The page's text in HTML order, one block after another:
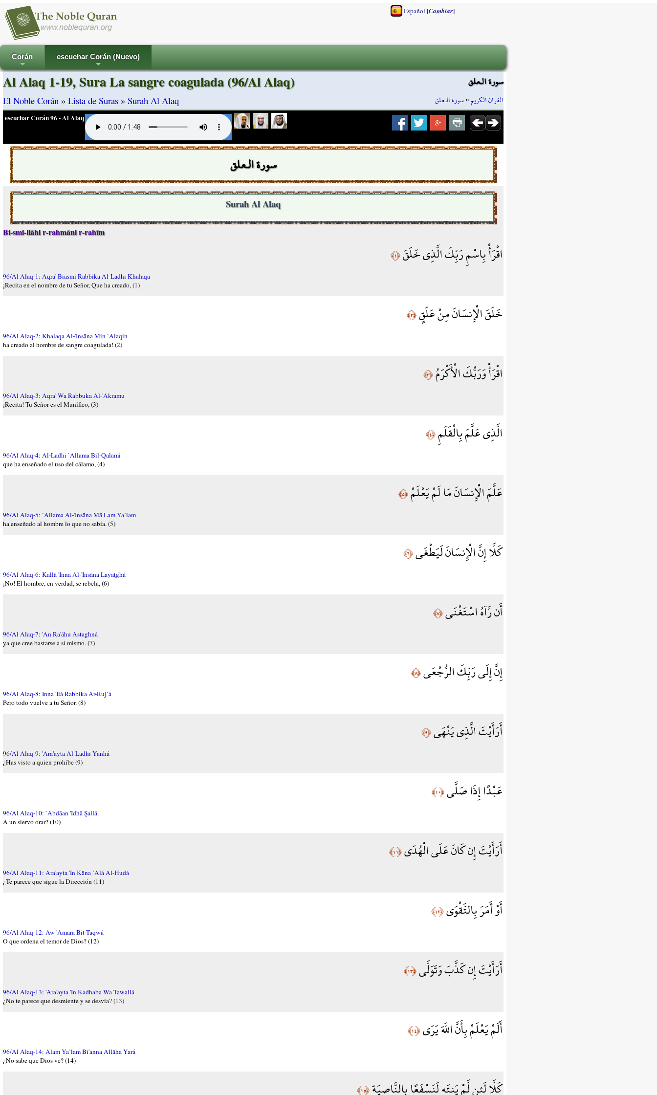
Español [Cambiar]
+
Corán
+
escuchar Corán (Nuevo)
سورة الـعلق
القرآن الكريم»سورة الـعلق
Al Alaq 1-19, Sura La sangre coagulada (96/Al Alaq)
El Noble Corán » Lista de Suras » Surah Al Alaq
escuchar Corán 96 - Al Alaq
سورة الـعلق
Surah Al Alaq
Bi-smi-llāhi r-rahmāni r-rahīm
اقْرَأْ بِاسْمِ رَبِّكَ الَّذِي خَلَقَ﴿١﴾
96/Al Alaq-1: Aqra' Biāsmi Rabbika Al-Ladhī Khalaqa
¡Recita en el nombre de tu Señor, Que ha creado, (1)
خَلَقَ الْإِنسَانَ مِنْ عَلَقٍ﴿٢﴾
96/Al Alaq-2: Khalaqa Al-'Insāna Min `Alaqin
ha creado al hombre de sangre coagulada! (2)
اقْرَأْ وَرَبُّكَ الْأَكْرَمُ﴿٣﴾
96/Al Alaq-3: Aqra' Wa Rabbuka Al-'Akramu
¡Recita! Tu Señor es el Munífico, (3)
الَّذِي عَلَّمَ بِالْقَلَمِ﴿٤﴾
96/Al Alaq-4: Al-Ladhī `Allama Bil-Qalami
que ha enseñado el uso del cálamo, (4)
عَلَّمَ الْإِنسَانَ مَا لَمْ يَعْلَمْ﴿٥﴾
96/Al Alaq-5: `Allama Al-'Insāna Mā Lam Ya`lam
ha enseñado al hombre lo que no sabía. (5)
كَلَّا إِنَّ الْإِنسَانَ لَيَطْغَى﴿٦﴾
96/Al Alaq-6: Kallā 'Inna Al-'Insāna Layaţghá
¡No! El hombre, en verdad, se rebela, (6)
أَن رَّآهُ اسْتَغْنَى﴿٧﴾
96/Al Alaq-7: 'An Ra'āhu Astaghná
ya que cree bastarse a sí mismo. (7)
إِنَّ إِلَى رَبِّكَ الرُّجْعَى﴿٨﴾
96/Al Alaq-8: Inna 'Ilá Rabbika Ar-Ruj`á
Pero todo vuelve a tu Señor. (8)
أَرَأَيْتَ الَّذِي يَنْهَى﴿٩﴾
96/Al Alaq-9: 'Ara'ayta Al-Ladhī Yanhá
¿Has visto a quien prohíbe (9)
عَبْدًا إِذَا صَلَّى﴿١٠﴾
96/Al Alaq-10: `Abdāan 'Idhā Şallá
A un siervo orar? (10)
أَرَأَيْتَ إِن كَانَ عَلَى الْهُدَى﴿١١﴾
96/Al Alaq-11: Ara'ayta 'In Kāna `Alá Al-Hudá
¿Te parece que sigue la Dirección (11)
أَوْ أَمَرَ بِالتَّقْوَى﴿١٢﴾
96/Al Alaq-12: Aw 'Amara Bit-Taqwá
O que ordena el temor de Dios? (12)
أَرَأَيْتَ إِن كَذَّبَ وَتَوَلَّى﴿١٣﴾
96/Al Alaq-13: 'Ara'ayta 'In Kadhaba Wa Tawallá
¿No te parece que desmiente y se desvía? (13)
أَلَمْ يَعْلَمْ بِأَنَّ اللَّهَ يَرَى﴿١٤﴾
96/Al Alaq-14: Alam Ya`lam Bi'anna Allāha Yará
¿No sabe que Dios ve? (14)
كَلَّا لَئِن لَّمْ يَنتَهِ لَنَسْفَعًا بِالنَّاصِيَةِ﴿١٥﴾